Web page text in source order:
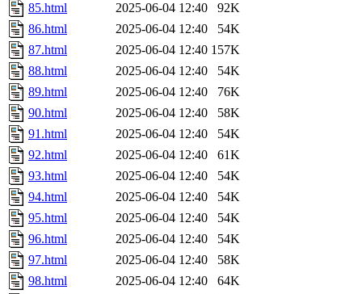
85.html
2025-06-04 12:40
92K
86.html
2025-06-04 12:40
54K
87.html
2025-06-04 12:40 157K
88.html
2025-06-04 12:40
54K
89.html
2025-06-04 12:40
76K
90.html
2025-06-04 12:40
58K
91.html
2025-06-04 12:40
54K
92.html
2025-06-04 12:40
61K
93.html
2025-06-04 12:40
54K
94.html
2025-06-04 12:40
54K
95.html
2025-06-04 12:40
54K
96.html
2025-06-04 12:40
54K
97.html
2025-06-04 12:40
58K
98.html
2025-06-04 12:40
64K